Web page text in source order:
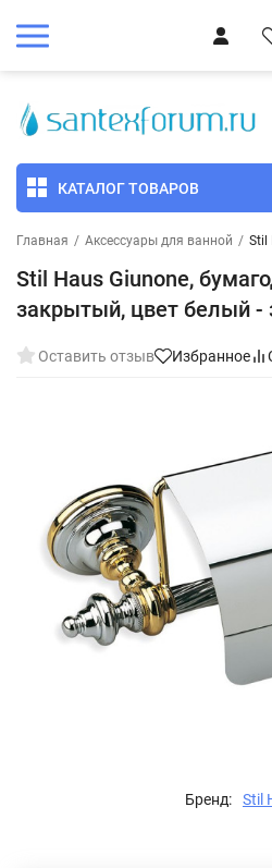
КАТАЛОГ ТОВАРОВ
Главная / Аксессуары для ванной / Stil
Stil Haus Giunone,
закрытый, цвет белый -
Оставить отзыв Избранное
Бренд: Stil